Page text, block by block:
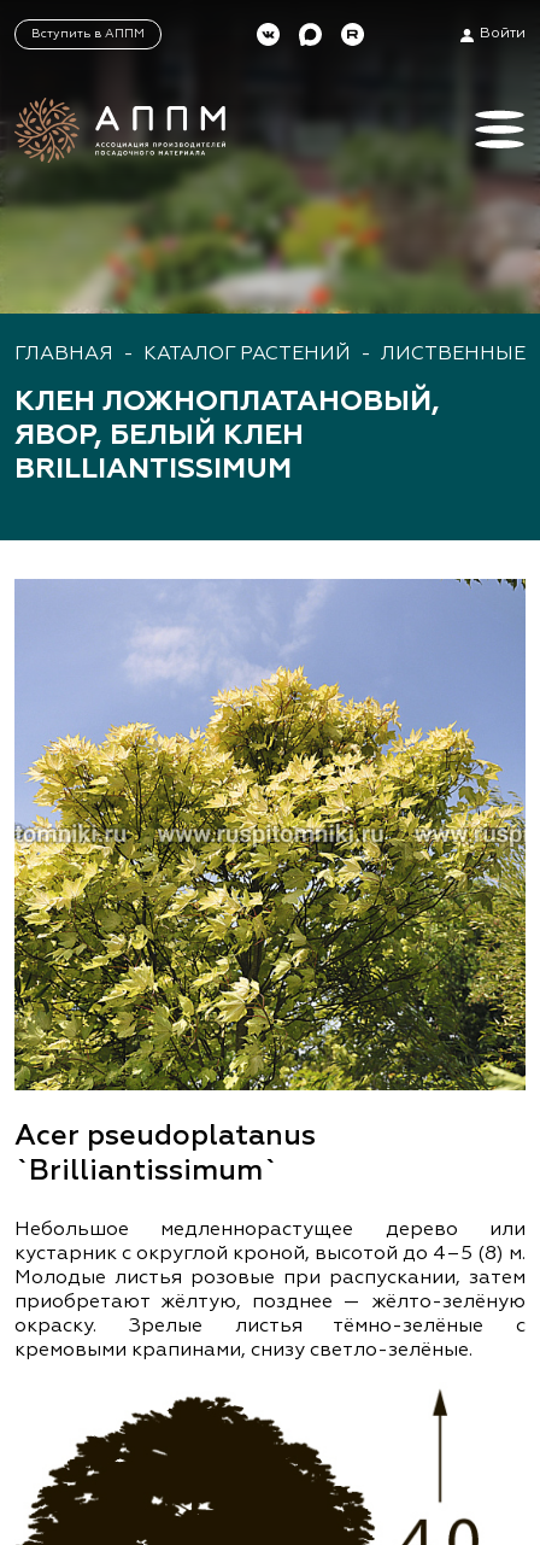
Вступить в АППМ Войти
ГЛАВНАЯ - КАТАЛОГ РАСТЕНИЙ - ЛИСТВЕННЫЕ
КЛЕН ЛОЖНОПЛАТАНОВЫЙ,
ЯВОР, БЕЛЫЙ КЛЕН
BRILLIANTISSIMUM
Acer pseudoplatanus
`Brilliantissimum`
Небольшое медленнорастущее дерево или
кустарник с округлой кроной, высотой до 4–5 (8) м.
Молодые листья розовые при распускании, затем
приобретают жёлтую, позднее — жёлто-зелёную
окраску. Зрелые листья тёмно-зелёные с
кремовыми крапинами, снизу светло-зелёные.